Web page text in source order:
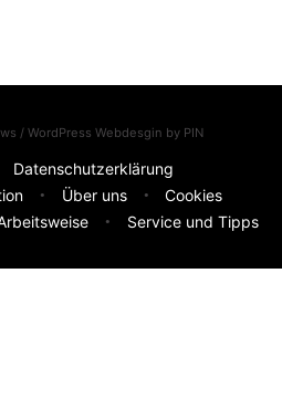
/ WordPress Webdesgin by PIN
Datenschutzerklärung
Über uns
Cookies
Service und Tipps